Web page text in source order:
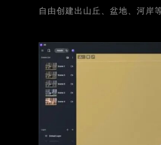
自由创建出山丘、盆地、河岸